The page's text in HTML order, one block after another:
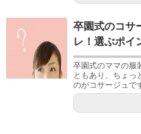
卒園式のコサ
レ！選ぶポイ
卒園式のママの服
ともあり、ちょっ
のがコサージュで